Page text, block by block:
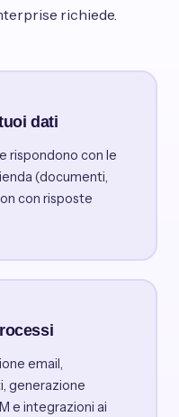
richiede.
dati
rispondono con le
(documenti,
con risposte
email,
generazione
e integrazioni ai